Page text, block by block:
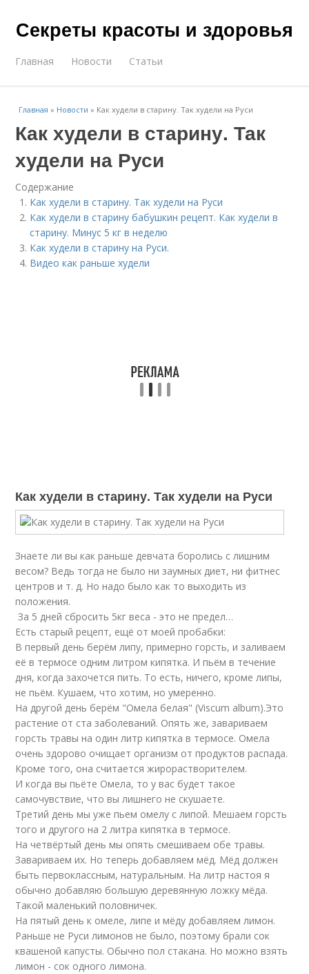
Секреты красоты и здоровья
Главная Новости Статьи
Главная » Новости » Как худели в старину. Так худели на Руси
Как худели в старину. Так
худели на Руси
Содержание
Как худели в старину. Так худели на Руси
Как худели в старину бабушкин рецепт. Как худели в
старину. Минус 5 кг в неделю
Как худели в старину на Руси.
Видео как раньше худели
Как худели в старину. Так худели на Руси
Знаете ли вы как раньше девчата боролись с лишним
весом? Ведь тогда не было ни заумных диет, ни фитнес
центров и т. д. Но надо было как то выходить из
положения.
За 5 дней сбросить 5кг веса - это не предел…
Есть старый рецепт, ещё от моей пробабки:
В первый день берём липу, примерно горсть, и заливаем
её в термосе одним литром кипятка. И пьём в течение
дня, когда захочется пить. То есть, ничего, кроме липы,
не пьём. Кушаем, что хотим, но умеренно.
На другой день берём "Омела белая" (Viscum album).Это
растение от ста заболеваний. Опять же, завариваем
горсть травы на один литр кипятка в термосе. Омела
очень здорово очищает организм от продуктов распада.
Кроме того, она считается жирорастворителем.
И когда вы пьёте Омела, то у вас будет такое
самочувствие, что вы лишнего не скушаете.
Третий день мы уже пьем омелу с липой. Мешаем горсть
того и другого на 2 литра кипятка в термосе.
На четвёртый день мы опять смешиваем обе травы.
Завариваем их. Но теперь добавляем мёд. Мёд должен
быть первоклассным, натуральным. На литр настоя я
обычно добавляю большую деревянную ложку мёда.
Такой маленький половничек.
На пятый день к омеле, липе и мёду добавляем лимон.
Раньше не Руси лимонов не было, поэтому брали сок
квашеной капусты. Обычно пол стакана. Но можно взять
лимон - сок одного лимона.